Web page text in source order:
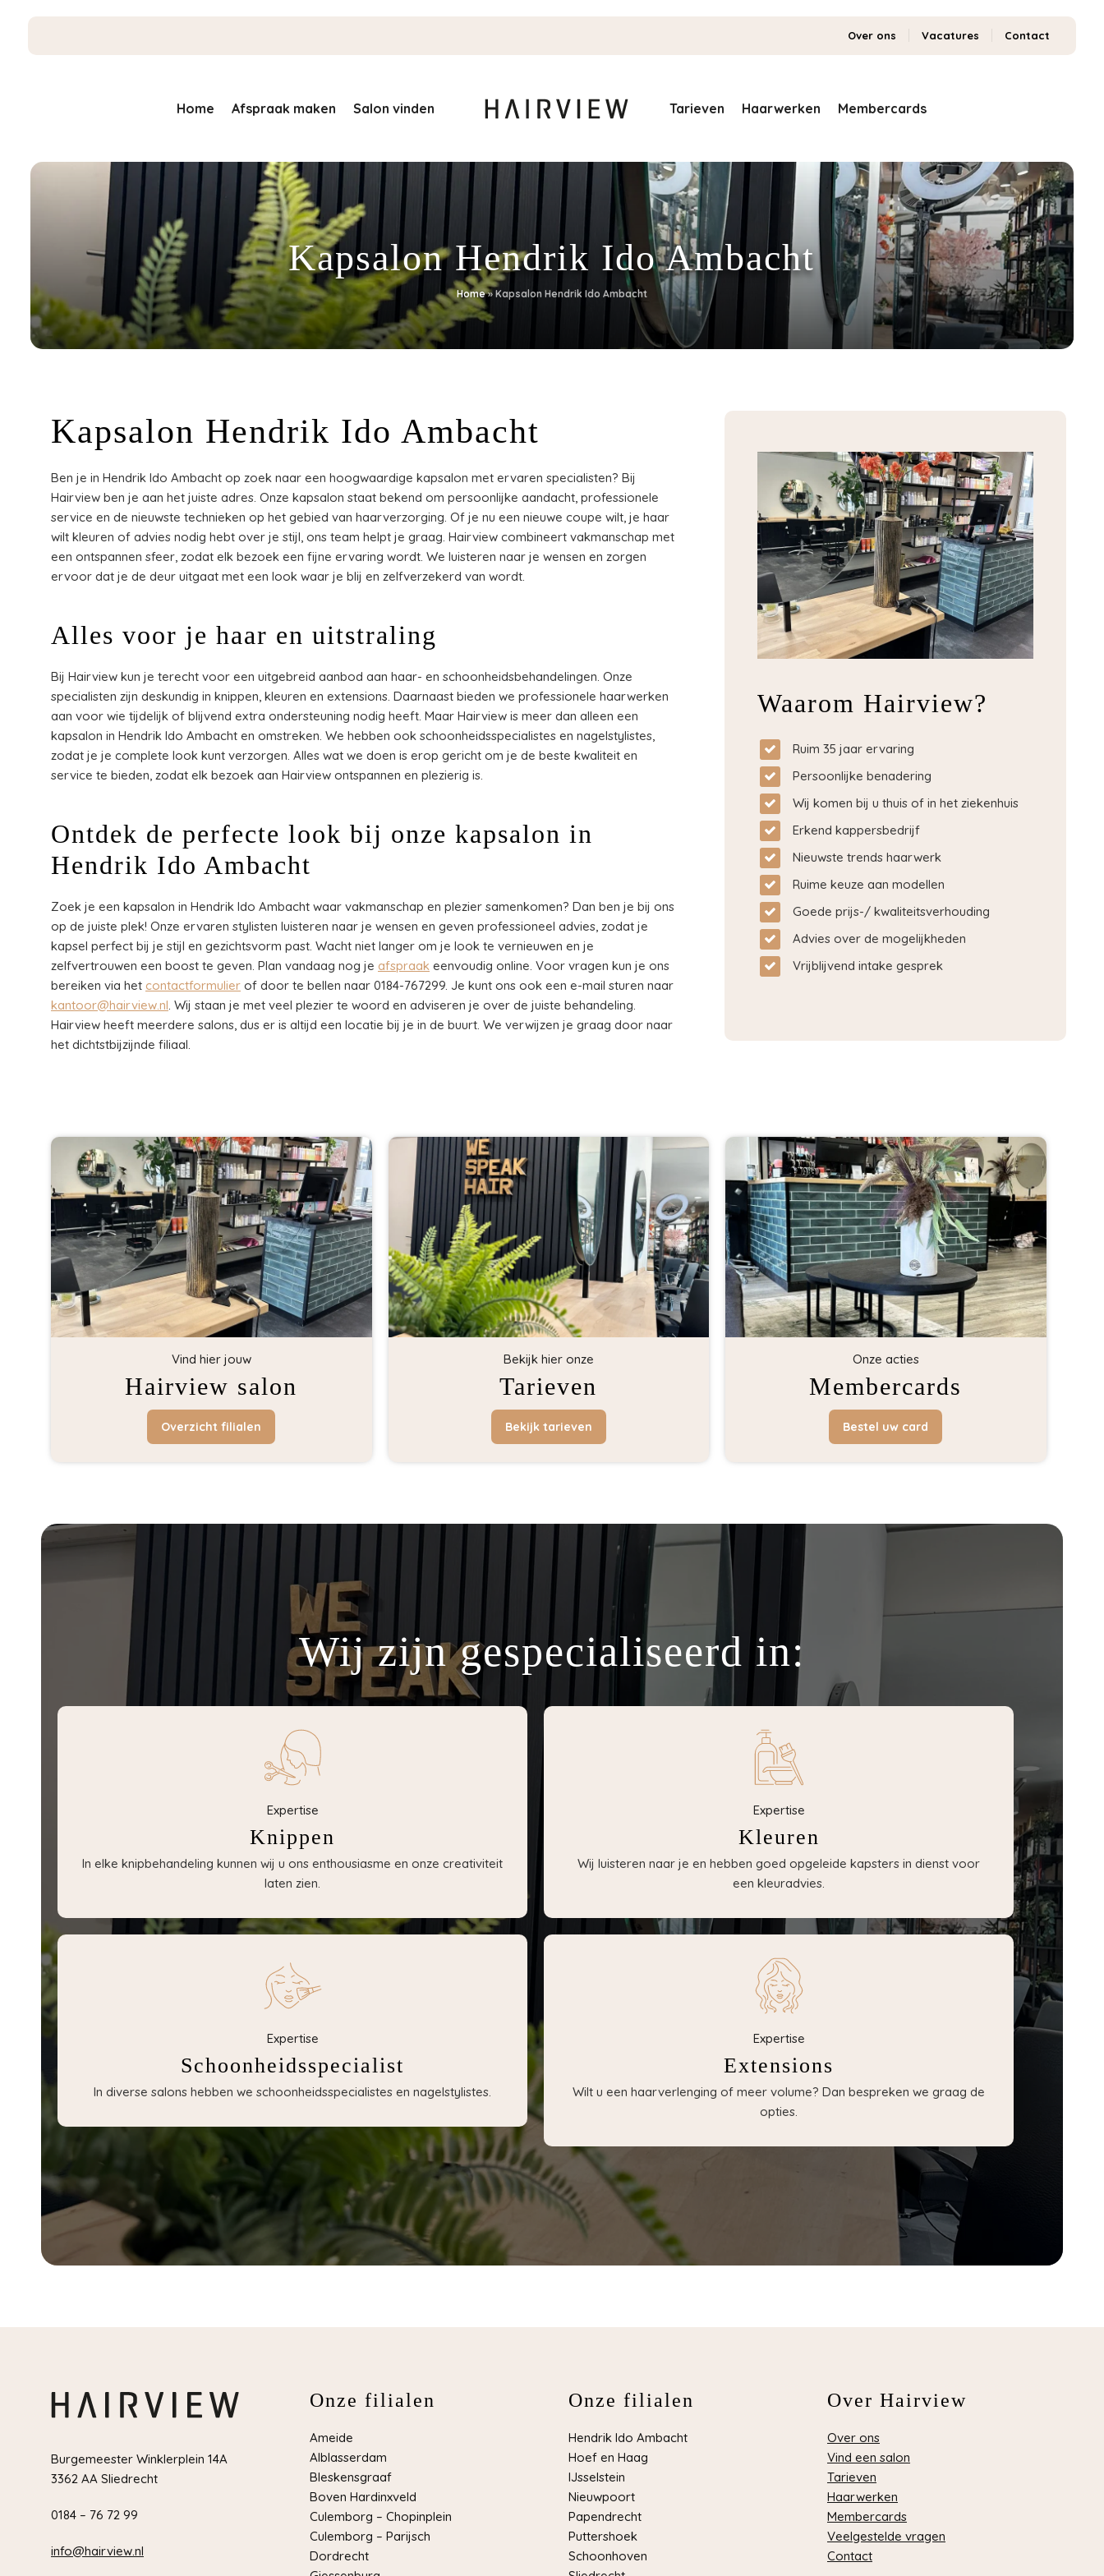
Over ons Vacatures Contact
Home Afspraak maken Salon vinden Tarieven Haarwerken Membercards
Kapsalon Hendrik Ido Ambacht
Home» Kapsalon Hendrik Ido Ambacht
Kapsalon Hendrik Ido Ambacht
Ben je in Hendrik Ido Ambacht op zoek naar een hoogwaardige kapsalon met ervaren specialisten? Bij
Hairview ben je aan het juiste adres. Onze kapsalon staat bekend om persoonlijke aandacht, professionele
service en de nieuwste technieken op het gebied van haarverzorging. Of je nu een nieuwe coupe wilt, je haar
wilt kleuren of advies nodig hebt over je stijl, ons team helpt je graag. Hairview combineert vakmanschap met
een ontspannen sfeer, zodat elk bezoek een fijne ervaring wordt. We luisteren naar je wensen en zorgen
ervoor dat je de deur uitgaat met een look waar je blij en zelfverzekerd van wordt.
Alles voor je haar en uitstraling
Bij Hairview kun je terecht voor een uitgebreid aanbod aan haar- en schoonheidsbehandelingen. Onze
specialisten zijn deskundig in knippen, kleuren en extensions. Daarnaast bieden we professionele haarwerken
aan voor wie tijdelijk of blijvend extra ondersteuning nodig heeft. Maar Hairview is meer dan alleen een
kapsalon in Hendrik Ido Ambacht en omstreken. We hebben ook schoonheidsspecialistes en nagelstylistes,
zodat je je complete look kunt verzorgen. Alles wat we doen is erop gericht om je de beste kwaliteit en
service te bieden, zodat elk bezoek aan Hairview ontspannen en plezierig is.
Ontdek de perfecte look bij onze kapsalon in
Hendrik Ido Ambacht
Zoek je een kapsalon in Hendrik Ido Ambacht waar vakmanschap en plezier samenkomen? Dan ben je bij ons
op de juiste plek! Onze ervaren stylisten luisteren naar je wensen en geven professioneel advies, zodat je
kapsel perfect bij je stijl en gezichtsvorm past. Wacht niet langer om je look te vernieuwen en je
zelfvertrouwen een boost te geven. Plan vandaag nog je afspraak eenvoudig online. Voor vragen kun je ons
bereiken via het contactformulier of door te bellen naar 0184-767299. Je kunt ons ook een e-mail sturen naar
kantoor@hairview.nl. Wij staan je met veel plezier te woord en adviseren je over de juiste behandeling.
Hairview heeft meerdere salons, dus er is altijd een locatie bij je in de buurt. We verwijzen je graag door naar
het dichtstbijzijnde filiaal.
Waarom Hairview?
Ruim 35 jaar ervaring
Persoonlijke benadering
Wij komen bij u thuis of in het ziekenhuis
Erkend kappersbedrijf
Nieuwste trends haarwerk
Ruime keuze aan modellen
Goede prijs-/ kwaliteitsverhouding
Advies over de mogelijkheden
Vrijblijvend intake gesprek
Vind hier jouw
Hairview salon
Overzicht filialen
Bekijk hier onze
Tarieven
Bekijk tarieven
Onze acties
Membercards
Bestel uw card
Wij zijn gespecialiseerd in:
Expertise
Knippen
In elke knipbehandeling kunnen wij u ons enthousiasme en onze creativiteit
laten zien.
Expertise
Kleuren
Wij luisteren naar je en hebben goed opgeleide kapsters in dienst voor
een kleuradvies.
Expertise
Schoonheidsspecialist
In diverse salons hebben we schoonheidsspecialistes en nagelstylistes.
Expertise
Extensions
Wilt u een haarverlenging of meer volume? Dan bespreken we graag de
opties.
Burgemeester Winklerplein 14A
3362 AA Sliedrecht
0184 – 76 72 99
info@hairview.nl
Onze filialen
Ameide
Alblasserdam
Bleskensgraaf
Boven Hardinxveld
Culemborg – Chopinplein
Culemborg – Parijsch
Dordrecht
Onze filialen
Hendrik Ido Ambacht
Hoef en Haag
IJsselstein
Nieuwpoort
Papendrecht
Puttershoek
Schoonhoven
Over Hairview
Over ons
Vind een salon
Tarieven
Haarwerken
Membercards
Veelgestelde vragen
Contact